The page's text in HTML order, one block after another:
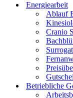
Energiearbeit
Ablauf
Cranio
Betriebliche